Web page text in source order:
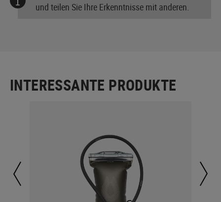
und teilen Sie Ihre Erkenntnisse mit anderen.
INTERESSANTE PRODUKTE